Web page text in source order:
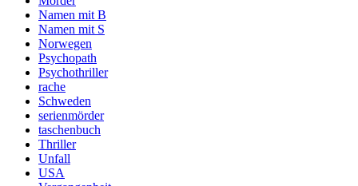
Namen mit B
Namen mit S
Norwegen
Psychopath
Psychothriller
rache
Schweden
serienmörder
taschenbuch
Thriller
Unfall
USA